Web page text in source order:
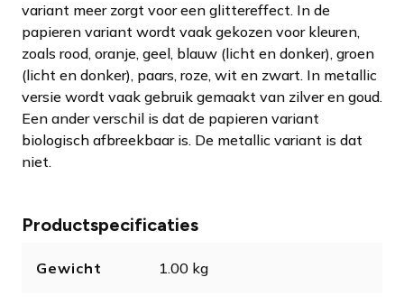
variant meer zorgt voor een glittereffect. In de
papieren variant wordt vaak gekozen voor kleuren,
zoals rood, oranje, geel, blauw (licht en donker), groen
(licht en donker), paars, roze, wit en zwart. In metallic
versie wordt vaak gebruik gemaakt van zilver en goud.
Een ander verschil is dat de papieren variant
biologisch afbreekbaar is. De metallic variant is dat
niet.
Productspecificaties
Gewicht 1.00 kg